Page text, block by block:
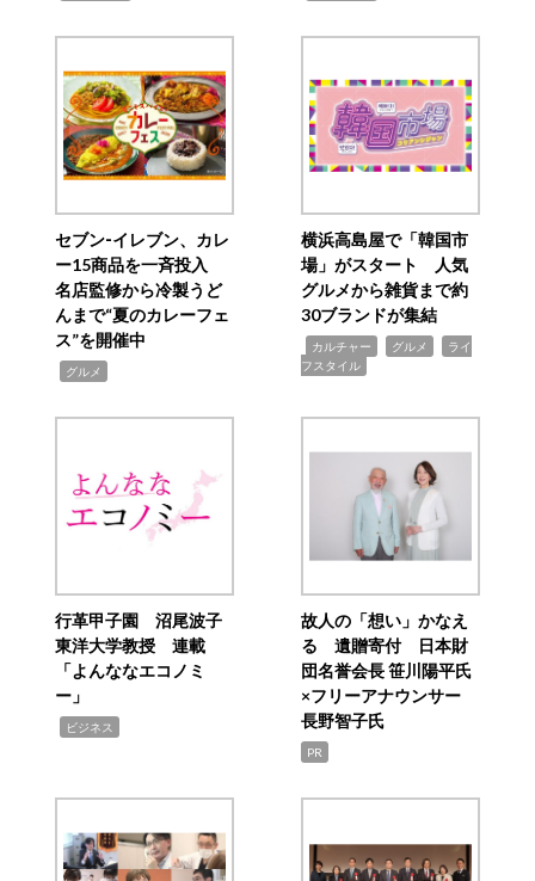
セブン‐イレブン、カレ
ー15商品を一斉投入
名店監修から冷製うど
んまで“夏のカレーフェ
ス”を開催中
グルメ
横浜高島屋で「韓国市
場」がスタート 人気
グルメから雑貨まで約
30ブランドが集結
カルチャー グルメ
ライ
フスタイル
行革甲子園 沼尾波子
東洋大学教授 連載
「よんななエコノミ
ー」
ビジネス
故人の「想い」かなえ
る 遺贈寄付 日本財
団名誉会長 笹川陽平氏
×フリーアナウンサー
長野智子氏
PR